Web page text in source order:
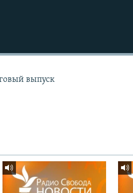
выпуск